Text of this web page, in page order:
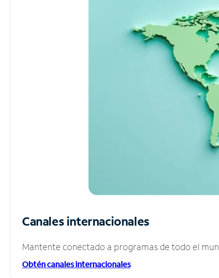
Canales internacionales
Mantente conectado a programas de todo el
Obtén canales internacionales